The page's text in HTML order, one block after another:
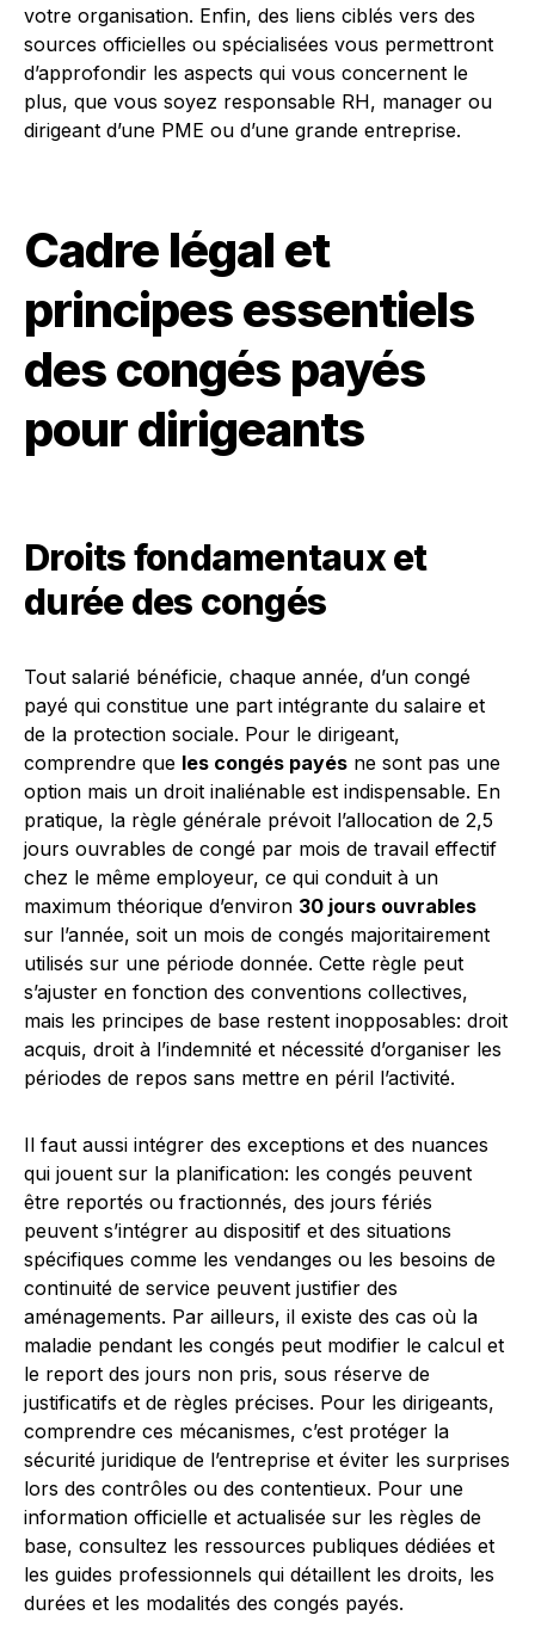
votre organisation. Enfin, des liens ciblés vers des
sources officielles ou spécialisées vous permettront
d’approfondir les aspects qui vous concernent le
plus, que vous soyez responsable RH, manager ou
dirigeant d’une PME ou d’une grande entreprise.
Cadre légal et
principes essentiels
des congés payés
pour dirigeants
Droits fondamentaux et
durée des congés
Tout salarié bénéficie, chaque année, d’un congé
payé qui constitue une part intégrante du salaire et
de la protection sociale. Pour le dirigeant,
comprendre que les congés payés ne sont pas une
option mais un droit inaliénable est indispensable. En
pratique, la règle générale prévoit l’allocation de 2,5
jours ouvrables de congé par mois de travail effectif
chez le même employeur, ce qui conduit à un
maximum théorique d’environ 30 jours ouvrables
sur l’année, soit un mois de congés majoritairement
utilisés sur une période donnée. Cette règle peut
s’ajuster en fonction des conventions collectives,
mais les principes de base restent inopposables: droit
acquis, droit à l’indemnité et nécessité d’organiser les
périodes de repos sans mettre en péril l’activité.
Il faut aussi intégrer des exceptions et des nuances
qui jouent sur la planification: les congés peuvent
être reportés ou fractionnés, des jours fériés
peuvent s’intégrer au dispositif et des situations
spécifiques comme les vendanges ou les besoins de
continuité de service peuvent justifier des
aménagements. Par ailleurs, il existe des cas où la
maladie pendant les congés peut modifier le calcul et
le report des jours non pris, sous réserve de
justificatifs et de règles précises. Pour les dirigeants,
comprendre ces mécanismes, c’est protéger la
sécurité juridique de l’entreprise et éviter les surprises
lors des contrôles ou des contentieux. Pour une
information officielle et actualisée sur les règles de
base, consultez les ressources publiques dédiées et
les guides professionnels qui détaillent les droits, les
durées et les modalités des congés payés.